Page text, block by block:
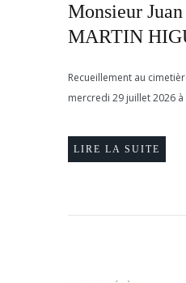
Monsieur
MARTIN
Recueillement au
mercredi 29 juillet 2026 à
LIRE LA SUITE